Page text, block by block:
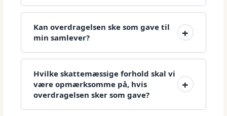
Kan overdragelsen ske som gave til
min samlever?
Hvilke skattemæssige forhold skal vi
være opmærksomme på, hvis
overdragelsen sker som gave?